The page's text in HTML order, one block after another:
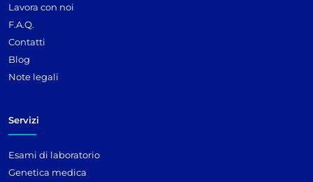
Lavora con noi
F.A.Q.
Contatti
Blog
Note legali
Servizi
Esami di laboratorio
Genetica medica